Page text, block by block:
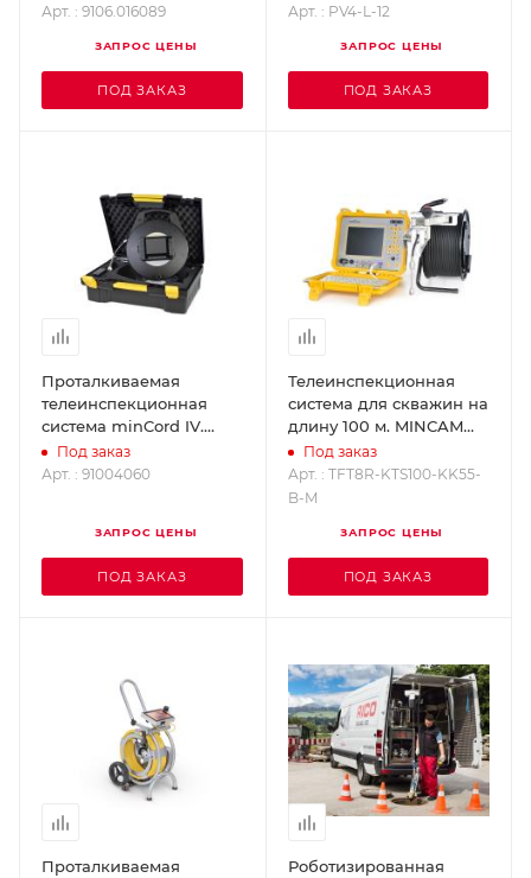
Арт. : 9106.016089
ЗАПРОС ЦЕНЫ
ПОД ЗАКАЗ
Арт. : PV4-L-12
ЗАПРОС ЦЕНЫ
ПОД ЗАКАЗ
Проталкиваемая
телеинспекционная
система minCord IV.
MINCAM 91004060
Под заказ
Арт. : 91004060
ЗАПРОС ЦЕНЫ
ПОД ЗАКАЗ
Телеинспекционная
система для скважин на
длину 100 м. MINCAM
TFT8R-KTS100-KK55-B-M
Под заказ
Арт. : TFT8R-KTS100-KK55-
B-M
ЗАПРОС ЦЕНЫ
ПОД ЗАКАЗ
Проталкиваемая
Роботизированная